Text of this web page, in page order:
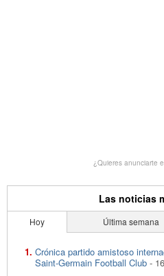
¿Quieres anunciarte
Las noticias
Hoy Última semana
Crónica partido amistoso
Saint-Germain Football Club -